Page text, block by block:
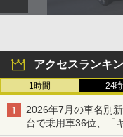
アクセスランキ
1時間 24
2026年7月の車名別
台で乗用車36位、「